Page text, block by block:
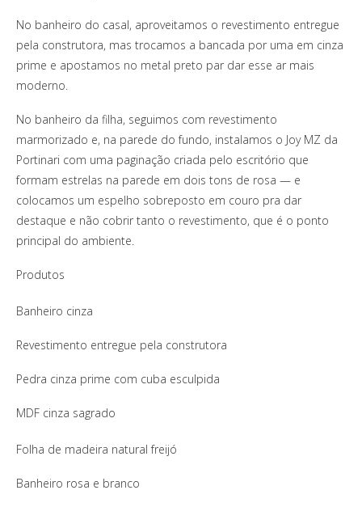
No banheiro do casal, aproveitamos o revestimento entregue
pela construtora, mas trocamos a bancada por uma em cinza
prime e apostamos no metal preto par dar esse ar mais
moderno.
No banheiro da filha, seguimos com revestimento
marmorizado e, na parede do fundo, instalamos o Joy MZ da
Portinari com uma paginação criada pelo escritório que
formam estrelas na parede em dois tons de rosa — e
colocamos um espelho sobreposto em couro pra dar
destaque e não cobrir tanto o revestimento, que é o ponto
principal do ambiente.
Produtos
Banheiro cinza
Revestimento entregue pela construtora
Pedra cinza prime com cuba esculpida
MDF cinza sagrado
Folha de madeira natural freijó
Banheiro rosa e branco